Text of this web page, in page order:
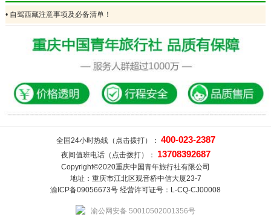
• 自驾西藏注意事项及必备清单！
全国24小时热线（点击拨打）： 400-023-2387
夜间值班电话（点击拨打）： 13708392687
Copyright©2020重庆中国青年旅行社有限公司
地址：重庆市江北区观音桥中信大厦23-7
渝ICP备09056673号 经营许可证号：L-CQ-CJ00008
渝公网安备 50010502001356号